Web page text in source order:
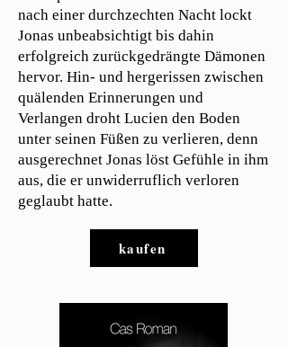
nach einer durchzechten Nacht lockt
Jonas unbeabsichtigt bis dahin
erfolgreich zurückgedrängte Dämonen
hervor. Hin- und hergerissen zwischen
quälenden Erinnerungen und
Verlangen droht Lucien den Boden
unter seinen Füßen zu verlieren, denn
ausgerechnet Jonas löst Gefühle in ihm
aus, die er unwiderruflich verloren
geglaubt hatte.
kaufen